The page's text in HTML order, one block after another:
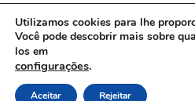
Utilizamos cookies para lhe
Você pode descobrir mais sobre
los em
configurações.
Aceitar Rejeitar